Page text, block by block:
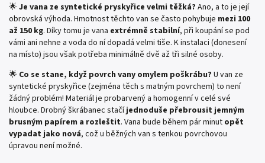
🌟 Je vana ze syntetické pryskyřice velmi těžká? Ano, a to je její
obrovská výhoda. Hmotnost těchto van se často pohybuje mezi 100
až 150 kg. Díky tomu je vana extrémně stabilní, při koupání se pod
vámi ani nehne a voda do ní dopadá velmi tiše. K instalaci (donesení
na místo) jsou však potřeba minimálně dvě až tři silné osoby.
🌟 Co se stane, když povrch vany omylem poškrábu? U van ze
syntetické pryskyřice (zejména těch s matným povrchem) to není
žádný problém! Materiál je probarvený a homogenní v celé své
hloubce. Drobný škrábanec stačíjednoduše přebrousit jemným
brusným papírem a rozleštit. Vana bude během pár minut opět
vypadat jako nová, což u běžných van s tenkou povrchovou
úpravou není možné.